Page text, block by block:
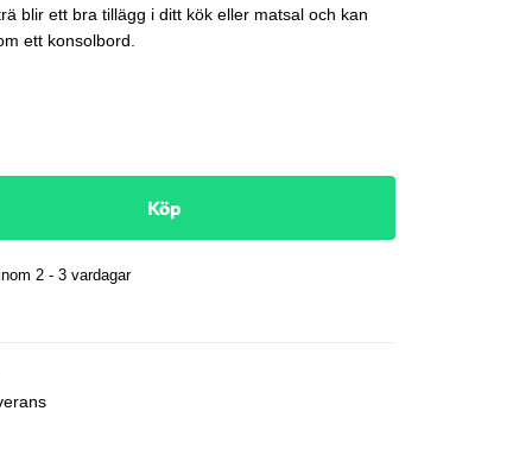
blir ett bra tillägg i ditt kök eller matsal och kan
ett konsolbord.
Köp
2 - 3 vardagar